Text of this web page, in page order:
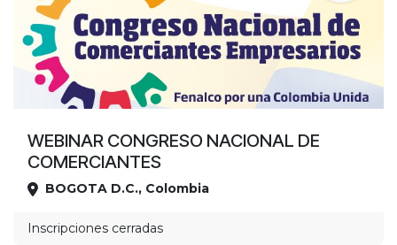
WEBINAR CONGRESO NACIONAL DE
COMERCIANTES
Ubicación
BOGOTA D.C., Colombia
Inscripciones cerradas